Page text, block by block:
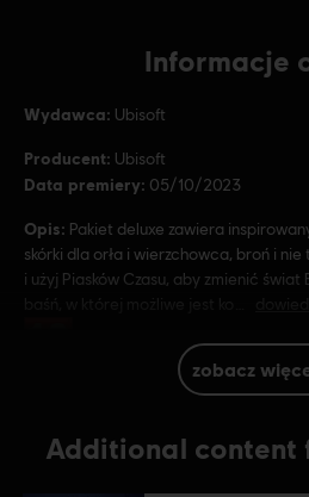
Informacje
Wydawca: Ubisoft
Producent: Ubisoft
Data premiery: 05/10/2023
Opis: Pakiet deluxe zawiera
skórki dla orła i wierzchowca, broń i nie
i użyj Piasków Czasu, aby zmienić świat
Wulgarny język, In-Game
© 2023 Ubisoft Entertainment. All Rights
zobacz
Additional content